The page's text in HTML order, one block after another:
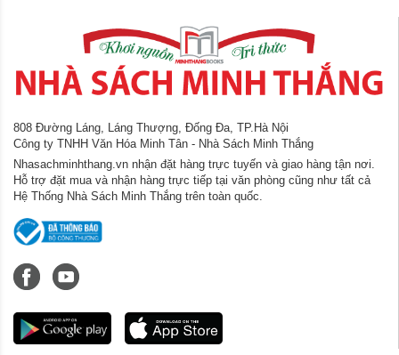
808 Đường Láng, Láng Thượng, Đống Đa, TP.Hà Nội
Công ty TNHH Văn Hóa Minh Tân - Nhà Sách Minh Thắng
Nhasachminhthang.vn nhận đặt hàng trực tuyến và giao hàng tận nơi.
Hỗ trợ đặt mua và nhận hàng trực tiếp tại văn phòng cũng như tất cả
Hệ Thống Nhà Sách Minh Thắng trên toàn quốc.